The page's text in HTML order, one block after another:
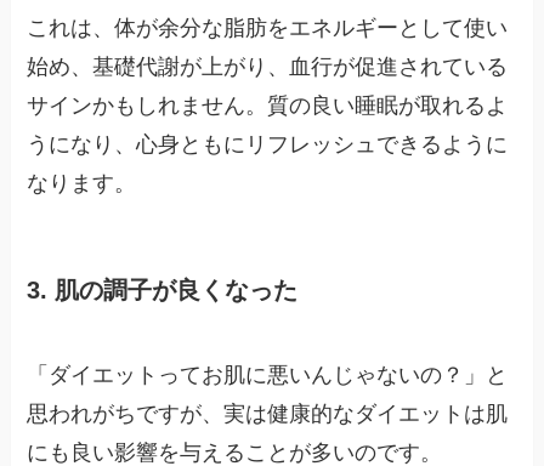
これは、体が余分な脂肪をエネルギーとして使い
始め、基礎代謝が上がり、血行が促進されている
サインかもしれません。質の良い睡眠が取れるよ
うになり、心身ともにリフレッシュできるように
なります。
3. 肌の調子が良くなった
「ダイエットってお肌に悪いんじゃないの？」と
思われがちですが、実は健康的なダイエットは肌
にも良い影響を与えることが多いのです。